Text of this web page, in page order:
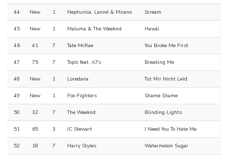
44 New 1 Neptunica, Lanné & Micano Scream
45 New 1 Maluma & The Weeknd Hawái
46 41 7 Tate McRae You Broke Me First
47 75 7 Topic feat. A7s Breaking Me
48 New 1 Loredana Tut Mir Nicht Leid
49 New 1 Foo Fighters Shame Shame
50 32 7 The Weeknd Blinding Lights
51 65 3 JC Stewart I Need You To Hate Me
52 18 7 Harry Styles Watermelon Sugar